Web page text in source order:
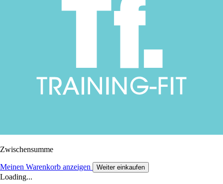
Zwischensumme
Meinen Warenkorb anzeigen Weiter einkaufen
Loading...